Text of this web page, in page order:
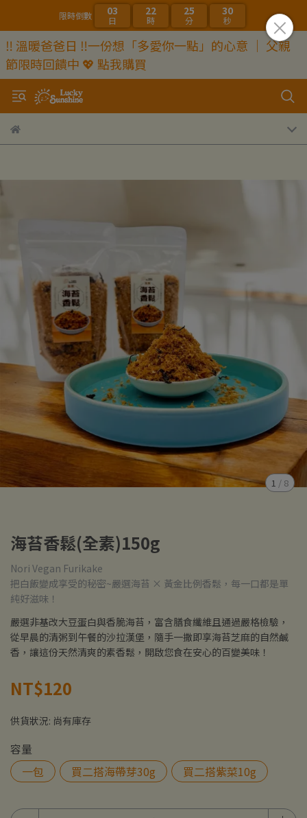
限時倒數 03
日
22
時
25
分
29
秒
‼️ 溫暖爸爸日 ‼️一份想「多愛你一點」的心意 ｜ 父親
節限時回饋中 💖 點我購買
1 / 8
海苔香鬆(全素)150g
Nori Vegan Furikake
把白飯變成享受的秘密~嚴選海苔 × 黃金比例香鬆，每一口都是單
純好滋味！
嚴選非基改大豆蛋白與香脆海苔，富含膳食纖維且通過嚴格檢驗，
從早晨的清粥到午餐的沙拉漢堡，隨手一撒即享海苔芝麻的自然鹹
香，讓這份天然清爽的素香鬆，開啟您食在安心的百變美味！
NT$120
供貨狀況: 尚有庫存
容量
一包
買二搭海帶芽30g 買二搭紫菜10g